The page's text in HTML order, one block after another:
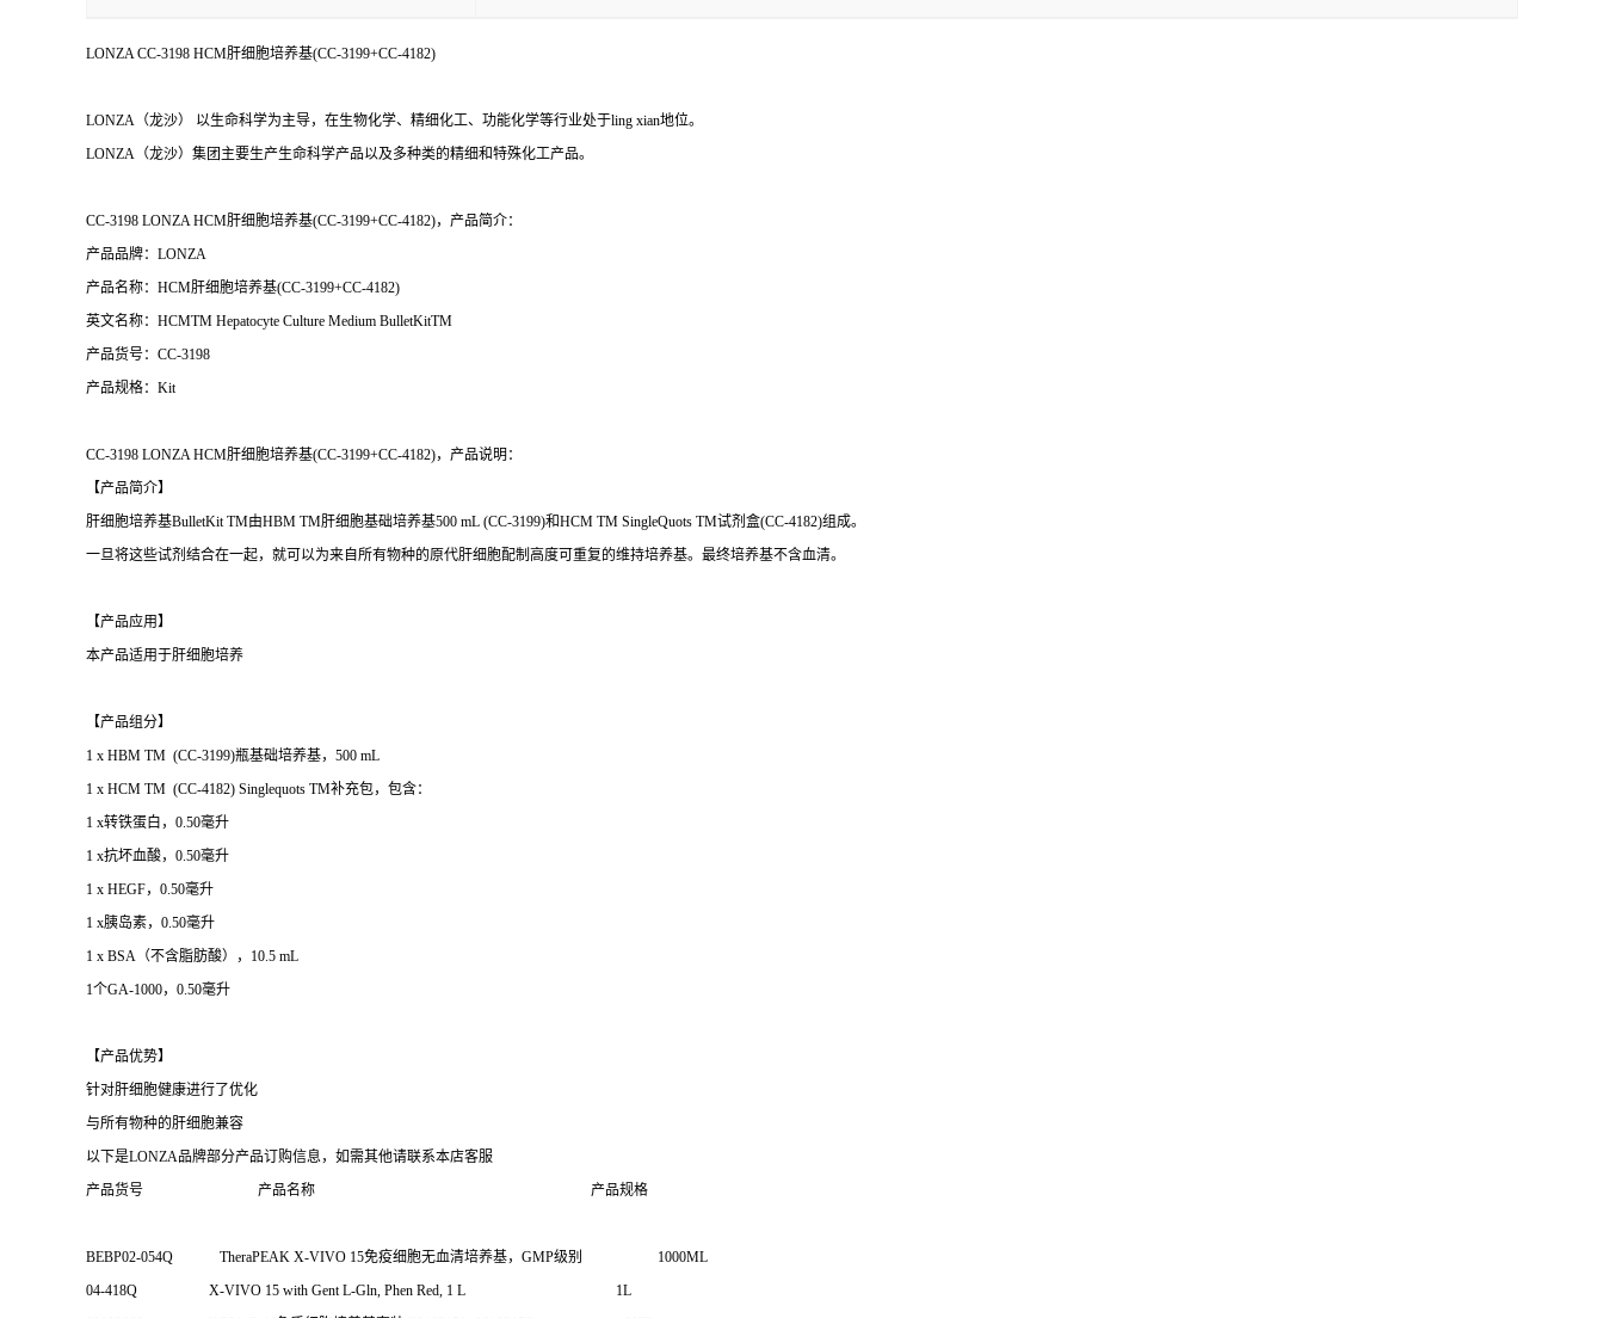
LONZA CC-3198 HCM肝细胞培养基(CC-3199+CC-4182)
LONZA（龙沙） 以生命科学为主导，在生物化学、精细化工、功能化学等行业处于ling xian地位。
LONZA（龙沙）集团主要生产生命科学产品以及多种类的精细和特殊化工产品。
CC-3198 LONZA HCM肝细胞培养基(CC-3199+CC-4182)，产品简介：
产品品牌：LONZA
产品名称：HCM肝细胞培养基(CC-3199+CC-4182)
英文名称：HCMTM Hepatocyte Culture Medium BulletKitTM
产品货号：CC-3198
产品规格：Kit
CC-3198 LONZA HCM肝细胞培养基(CC-3199+CC-4182)，产品说明：
【产品简介】
肝细胞培养基BulletKit TM由HBM TM肝细胞基础培养基500 mL (CC-3199)和HCM TM SingleQuots TM试剂盒(CC-4182)组成。
一旦将这些试剂结合在一起，就可以为来自所有物种的原代肝细胞配制高度可重复的维持培养基。最终培养基不含血清。
【产品应用】
本产品适用于肝细胞培养
【产品组分】
1 x HBM TM (CC-3199)瓶基础培养基，500 mL
1 x HCM TM (CC-4182) Singlequots TM补充包，包含：
1 x转铁蛋白，0.50毫升
1 x抗坏血酸，0.50毫升
1 x HEGF，0.50毫升
1 x胰岛素，0.50毫升
1 x BSA（不含脂肪酸），10.5 mL
1个GA-1000，0.50毫升
【产品优势】
针对肝细胞健康进行了优化
与所有物种的肝细胞兼容
以下是LONZA品牌部分产品订购信息，如需其他请联系本店客服
产品货号 产品名称 产品规格
BEBP02-054Q TheraPEAK X-VIVO 15免疫细胞无血清培养基，GMP级别 1000ML
04-418Q X-VIVO 15 with Gent L-Gln, Phen Red, 1 L 1L